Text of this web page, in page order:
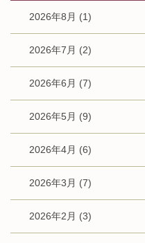
2026年8月 (1)
2026年7月 (2)
2026年6月 (7)
2026年5月 (9)
2026年4月 (6)
2026年3月 (7)
2026年2月 (3)